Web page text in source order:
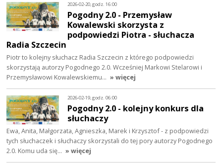
2026-02-20, godz. 16:00
Pogodny 2.0 - Przemysław
Kowalewski skorzysta z
podpowiedzi Piotra - słuchacza
Radia Szczecin
Piotr to kolejny słuchacz Radia Szczecin z którego podpowiedzi
skorzystają autorzy Pogodnego 2.0. Wcześniej Markowi Stelarowi i
Przemysławowi Kowalewskiemu… » więcej
2026-02-19, godz. 06:00
Pogodny 2.0 - kolejny konkurs dla
słuchaczy
Ewa, Anita, Małgorzata, Agnieszka, Marek i Krzysztof - z podpowiedzi
tych słuchaczek i słuchaczy skorzystali do tej pory autorzy Pogodnego
2.0. Komu uda się… » więcej